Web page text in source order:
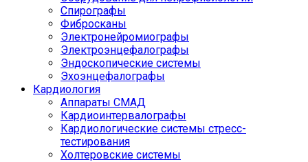
Спирографы
Фибросканы
Электронейромиографы
Электроэнцефалографы
Эндоскопические системы
Эхоэнцефалографы
Кардиология
Аппараты СМАД
Кардиоинтервалографы
Кардиологические системы стресс-
тестирования
Холтеровские системы